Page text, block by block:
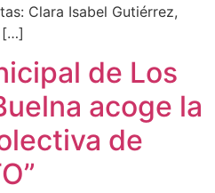
Clara Isabel Gutiérrez,
[…]
de Los
acoge la
de